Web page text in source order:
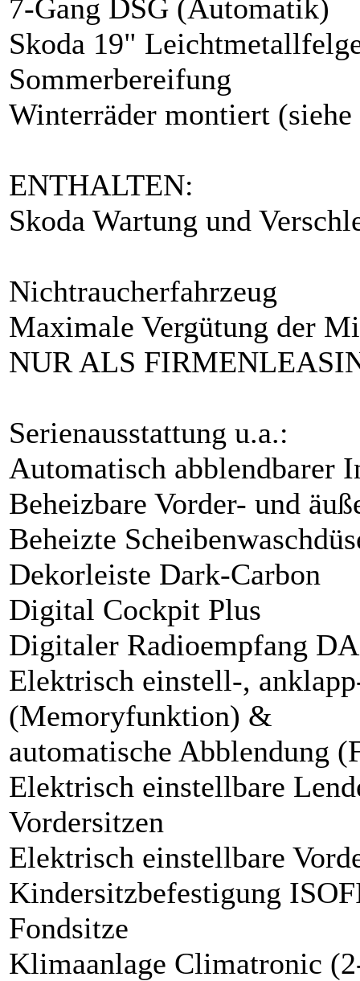
7-Gang DSG (Automatik)
Skoda 19"
Sommerbereifung
Winterräder montiert
ENTHALTEN:
Skoda Wartung und
Nichtraucherfahrzeug
Maximale Vergütung der
NUR ALS
Serienausstattung u.a.:
Automatisch abblendbarer
Beheizbare Vorder- und
Beheizte
Dekorleiste Dark-Carbon
Digital Cockpit Plus
Digitaler Radioempfang
Elektrisch einstell-,
(Memoryfunktion) &
automatische Abblendung
Elektrisch einstellbare
Vordersitzen
Elektrisch einstellbare
Kindersitzbefestigung
Fondsitze
Klimaanlage Climatronic